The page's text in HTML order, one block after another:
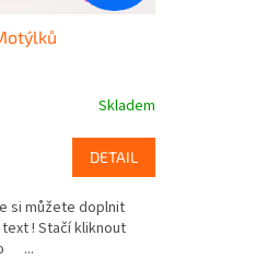
Skladem
DETAIL
si můžete doplnit
! Stačí kliknout
...